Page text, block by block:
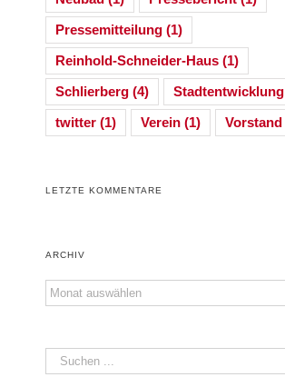
Pressemitteilung (1)
Reinhold-Schneider-Haus (1)
Schlierberg (4) Stadtentwicklung
twitter (1) Verein (1) Vorstand
LETZTE KOMMENTARE
ARCHIV
Archiv
Suche